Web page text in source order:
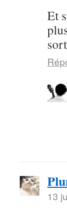
Et
13